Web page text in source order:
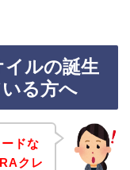
ルの誕生
る方へ
ドな
クレ